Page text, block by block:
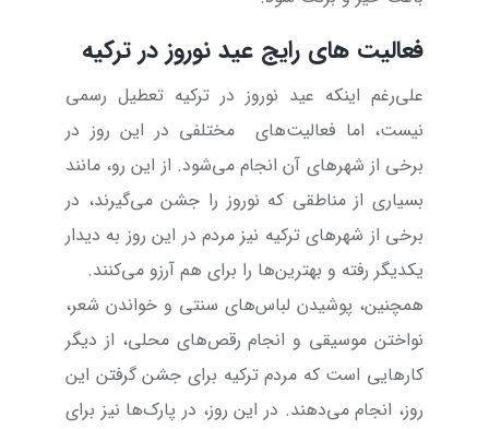
فعالیت های رایج عید نوروز در ترکیه
علی‌رغم اینکه عید نوروز در ترکیه تعطیل رسمی
نیست، اما فعالیت‌های
مختلفی در این روز در
برخی از شهرهای آن انجام می‌شود. از این رو، مانند
بسیاری از مناطقی که نوروز را جشن می‌گیرند، در
برخی از شهرهای ترکیه نیز مردم در این روز به دیدار
یکدیگر رفته و بهترین‌ها را برای هم آرزو می‌کنند.
همچنین، پوشیدن لباس‌های سنتی و خواندن شعر،
نواختن موسیقی و انجام رقص‌های محلی، از دیگر
کارهایی است که مردم ترکیه برای جشن گرفتن این
روز، انجام می‌دهند. در این روز، در پارک‌ها نیز برای